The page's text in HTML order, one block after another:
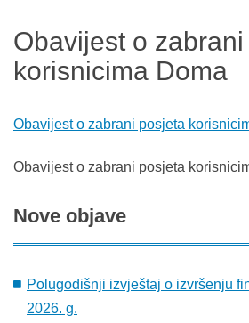
Obavijest o
korisnicima Doma
Obavijest o zabrani posjeta
Obavijest o zabrani posjeta
Nove objave
Polugodišnji izvještaj o izvršenju
2026. g.